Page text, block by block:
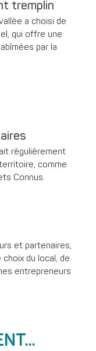
tremplin
a choisi de
qui offre une
par la
régulièrement
comme
Connus.
et partenaires,
du local, de
entrepreneurs